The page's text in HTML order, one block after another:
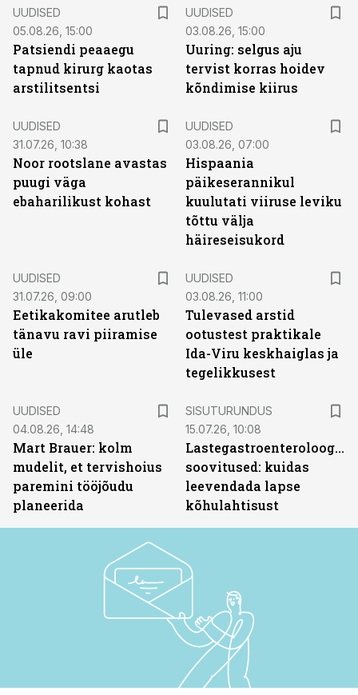
UUDISED
05.08.26, 15:00
Patsiendi peaaegu
tapnud kirurg kaotas
arstilitsentsi
UUDISED
03.08.26, 15:00
Uuring: selgus aju
tervist korras hoidev
kõndimise kiirus
UUDISED
31.07.26, 10:38
Noor rootslane avastas
puugi väga
ebaharilikust kohast
UUDISED
03.08.26, 07:00
Hispaania
päikeserannikul
kuulutati viiruse leviku
tõttu välja
häireseisukord
UUDISED
31.07.26, 09:00
Eetikakomitee arutleb
tänavu ravi piiramise
üle
UUDISED
03.08.26, 11:00
Tulevased arstid
ootustest praktikale
Ida-Viru keskhaiglas ja
tegelikkusest
UUDISED
04.08.26, 14:48
Mart Brauer: kolm
mudelit, et tervishoius
paremini tööjõudu
planeerida
SISUTURUNDUS
15.07.26, 10:08
Lastegastroenteroloogide
soovitused: kuidas
leevendada lapse
kõhulahtisust